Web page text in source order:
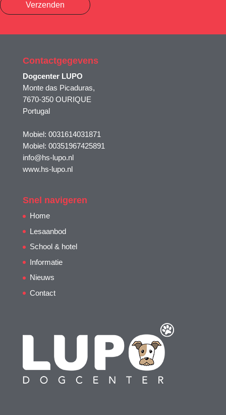
Verzenden
Contactgegevens
Dogcenter LUPO
Monte das Picaduras,
7670-350 OURIQUE
Portugal
Mobiel: 0031614031871
Mobiel: 00351967425891
info@hs-lupo.nl
www.hs-lupo.nl
Snel navigeren
Home
Lesaanbod
School & hotel
Informatie
Nieuws
Contact